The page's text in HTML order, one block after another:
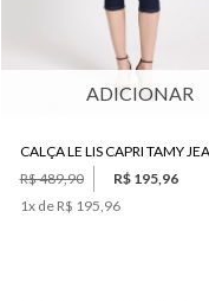
ADICIONAR
R$ 489,90
R$ 195,96
1x de R$ 195,96